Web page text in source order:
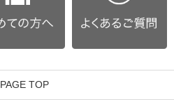
PAGE TOP